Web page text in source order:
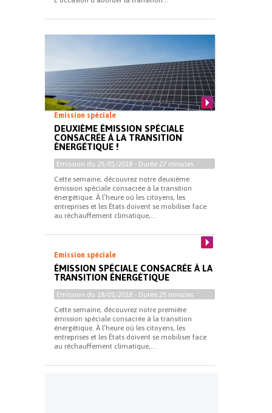
Emission spéciale
DEUXIÈME ÉMISSION SPÉCIALE
CONSACRÉE À LA TRANSITION
ÉNERGÉTIQUE !
Emission du 25/01/2018 - Durée 27 minutes
Cette semaine, découvrez notre deuxième
émission spéciale consacrée à la transition
énergétique. À l’heure où les citoyens, les
entreprises et les États doivent se mobiliser face
au réchauffement climatique,...
Emission spéciale
ÉMISSION SPÉCIALE CONSACRÉE À LA
TRANSITION ÉNERGÉTIQUE
Emission du 18/01/2018 - Durée 25 minutes
Cette semaine, découvrez notre première
émission spéciale consacrée à la transition
énergétique. À l’heure où les citoyens, les
entreprises et les États doivent se mobiliser face
au réchauffement climatique,...